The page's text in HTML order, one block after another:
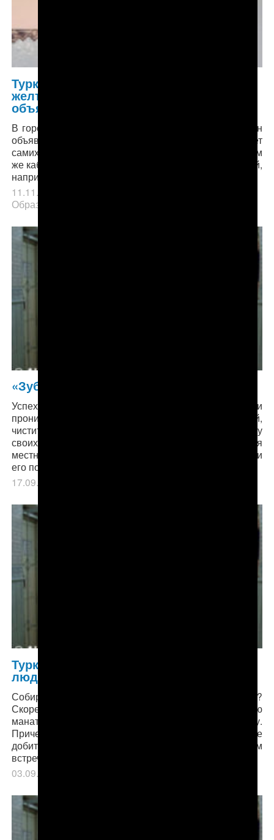
Туркменистан: В Мары эпидемия
желтухи, в некоторых школах
объявлен карантин
В городских школах №1, 15, 18, 22, 24 и 25 карантин
объявлен лишь в некоторых классах, что не отменяет
самих занятий. Просто дети остаются в одном и том
же кабинете и не переходят из одного класса в другой,
например, на химию или на физику.
11.11.2018
Образование
«Зубная» боль туркменской медицины
Успех проекта был заметным: дети не только сами
прониклись необходимостью мыть руки перед едой,
чистить зубы дважды в день, но и побуждали к этому
своих родителей. Однако проект не понравился
местным властям, он спонсировался из-за рубежа, и
его под надуманным предлогом закрыли.
17.09.2018
Туркменистан: Преодолевая преграды,
люди едут лечиться за рубеж
Собираетесь на диагностику или лечение за границу?
Скорее всего, вы имеете право на конвертацию
манатов в доллары по государственному курсу.
Причем, на полную сумму лечения! О том, как ее
добиться, и какие подводные камни при этом
встречаются, в подробной инструкции АНТ.
03.09.2018